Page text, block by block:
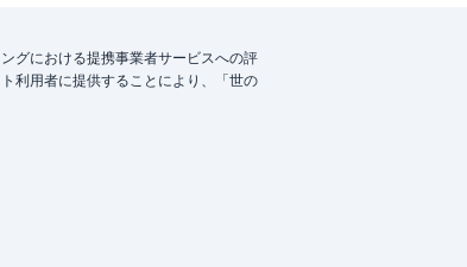
グにおける提携事業者サービスへの評
利用者に提供することにより、「世の